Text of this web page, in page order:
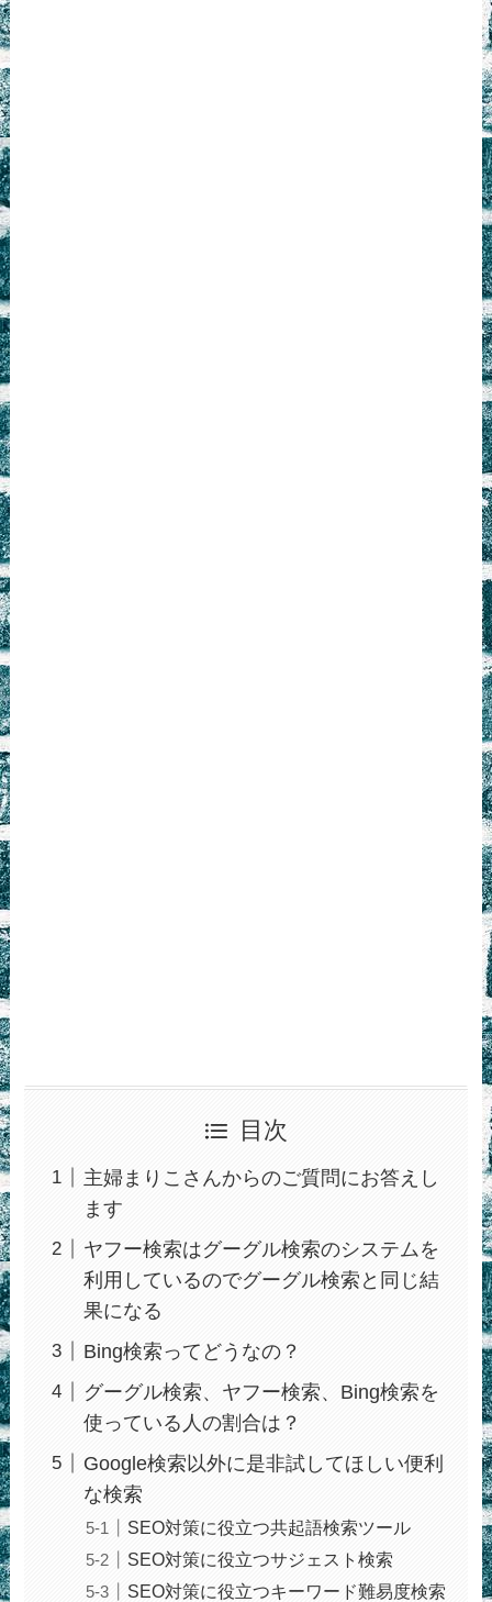
目次
主婦まりこさんからのご質問にお答えし
ます
ヤフー検索はグーグル検索のシステムを
利用しているのでグーグル検索と同じ結
果になる
Bing検索ってどうなの？
グーグル検索、ヤフー検索、Bing検索を
使っている人の割合は？
Google検索以外に是非試してほしい便利
な検索
SEO対策に役立つ共起語検索ツール
SEO対策に役立つサジェスト検索
SEO対策に役立つキーワード難易度検索